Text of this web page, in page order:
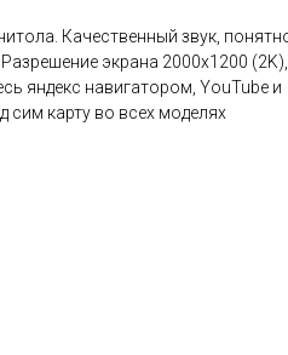
Качественный звук,
экрана 2000х1200 (2K),
яндекс навигатором, YouTube и
карту во всех моделях